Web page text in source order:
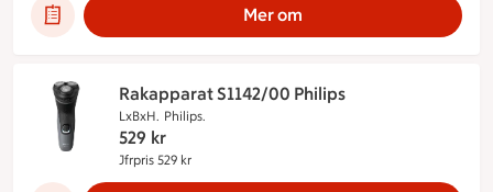
Mer om
Rakapparat S1142/00 Philips
LxBxH. Philips.
529 kr
Jfrpris 529 kr